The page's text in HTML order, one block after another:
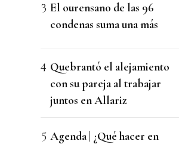
El ourensano de las 96
condenas suma una más
Quebrantó el alejamiento
con su pareja al trabajar
juntos en Allariz
Agenda | ¿Qué hacer en